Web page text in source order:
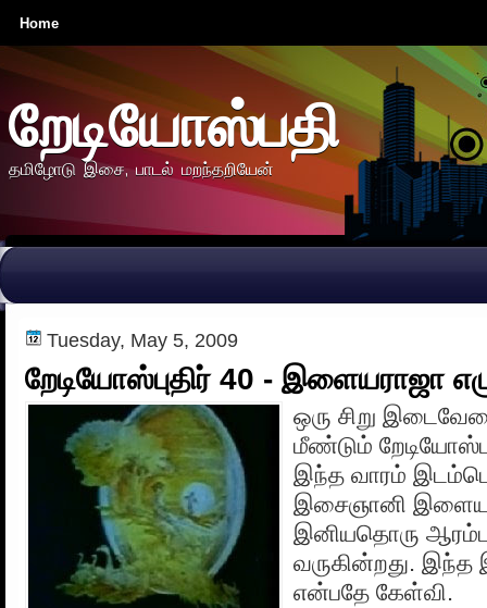
Home
றேடியோஸ்பதி
தமிழோடு இசை, பாடல் மறந்தறியேன்
Tuesday, May 5, 2009
றேடியோஸ்புதிர் 40 - இளையராஜா
ஒரு சிறு
மீண்டும்
இந்த வாரம்
இசைஞானி
இனியதொரு
வருகின்றது. இந்த
என்பதே கேள்வி.